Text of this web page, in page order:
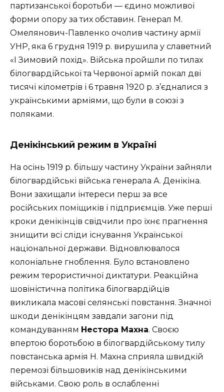
партизанської боротьби — єдино можливої
форми опору за тих обставин. Генерал М.
Омелянович-Павленко очолив частину армії
УНР, яка 6 грудня 1919 р. вирушила у славетний
«І Зимовий похід». Війська пройшли по тилах
білогвардійської та Червоної армій покал дві
тисячі кілометрів і 6 травня 1920 р. з’єдналися з
українськими арміями, що були в союзі з
поляками.
Денікінський режим в Україні
На осінь 1919 р. більшу частину України зайняли
білогвардійські війська генерала А. Денікіна.
Вони захищали інтереси перш за все
російських поміщиків і підприємців. Уже перші
кроки денікінців свідчили про їхнє прагнення
знищити всі сліди існування Української
національної держави. Відновлювалося
колоніальне гноблення. Було встановлено
режим терористичної диктатури. Реакційна
шовіністична політика білогвардійців
викликала масові селянські повстання. Значної
шкоди денікінцям завдали загони під
командуванням Нестора Махна. Своєю
впертою боротьбою в білогвардійському тилу
повстанська армія Н. Махна сприяла швидкій
перемозі більшовиків над денікінськими
військами. Свою роль в ослабленні